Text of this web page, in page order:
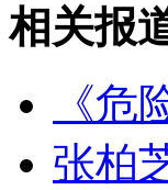
张柏芝再度“狮
山西运城恶
相关报
《
张柏